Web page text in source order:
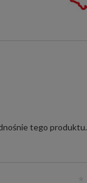
tego produktu.